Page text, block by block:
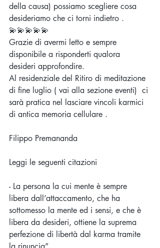
della causa) possiamo scegliere cosa
desideriamo che ci torni indietro .
💫💫💫💫💫
Grazie di avermi letto e sempre
disponibile a risponderti qualora
desideri approfondire.
Al residenziale del Ritiro di meditazione
di fine luglio ( vai alla sezione eventi)  ci
sarà pratica nel lasciare vincoli karmici
di antica memoria cellulare .
Filippo Premananda
Leggi le seguenti citazioni
- La persona la cui mente è sempre
libera dall’attaccamento, che ha
sottomesso la mente ed i sensi, e che è
libera da desideri, ottiene la suprema
perfezione di libertà dal karma tramite